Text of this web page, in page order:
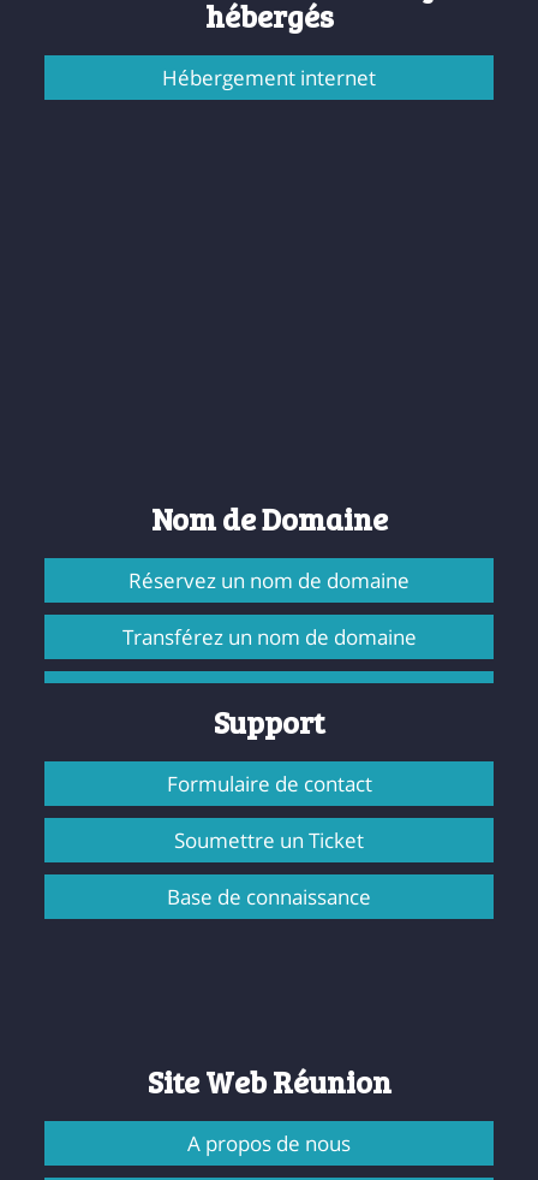
hébergés
Hébergement internet
Nom de Domaine
Réservez un nom de domaine
Transférez un nom de domaine
Support
Formulaire de contact
Soumettre un Ticket
Base de connaissance
Site Web Réunion
A propos de nous